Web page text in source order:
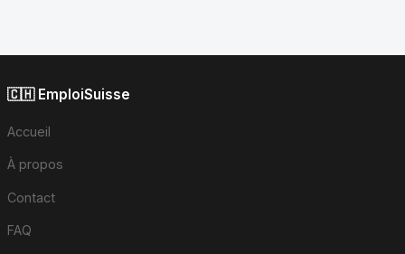
🇨🇭 EmploiSuisse
Accueil
À propos
Contact
FAQ